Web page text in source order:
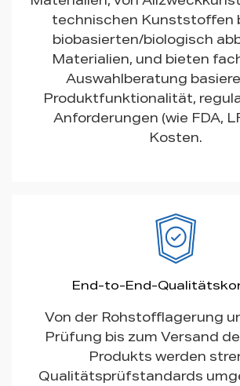
technischen Kunststoffen
biobasierten/biologisch
Materialien, und bieten
Auswahlberatung
Produktfunktionalität,
Anforderungen (wie FDA,
Kosten.
End-to-End-
Von der Rohstofflagerung
Prüfung bis zum Versand
Produkts werden
Qualitätsprüfstandards